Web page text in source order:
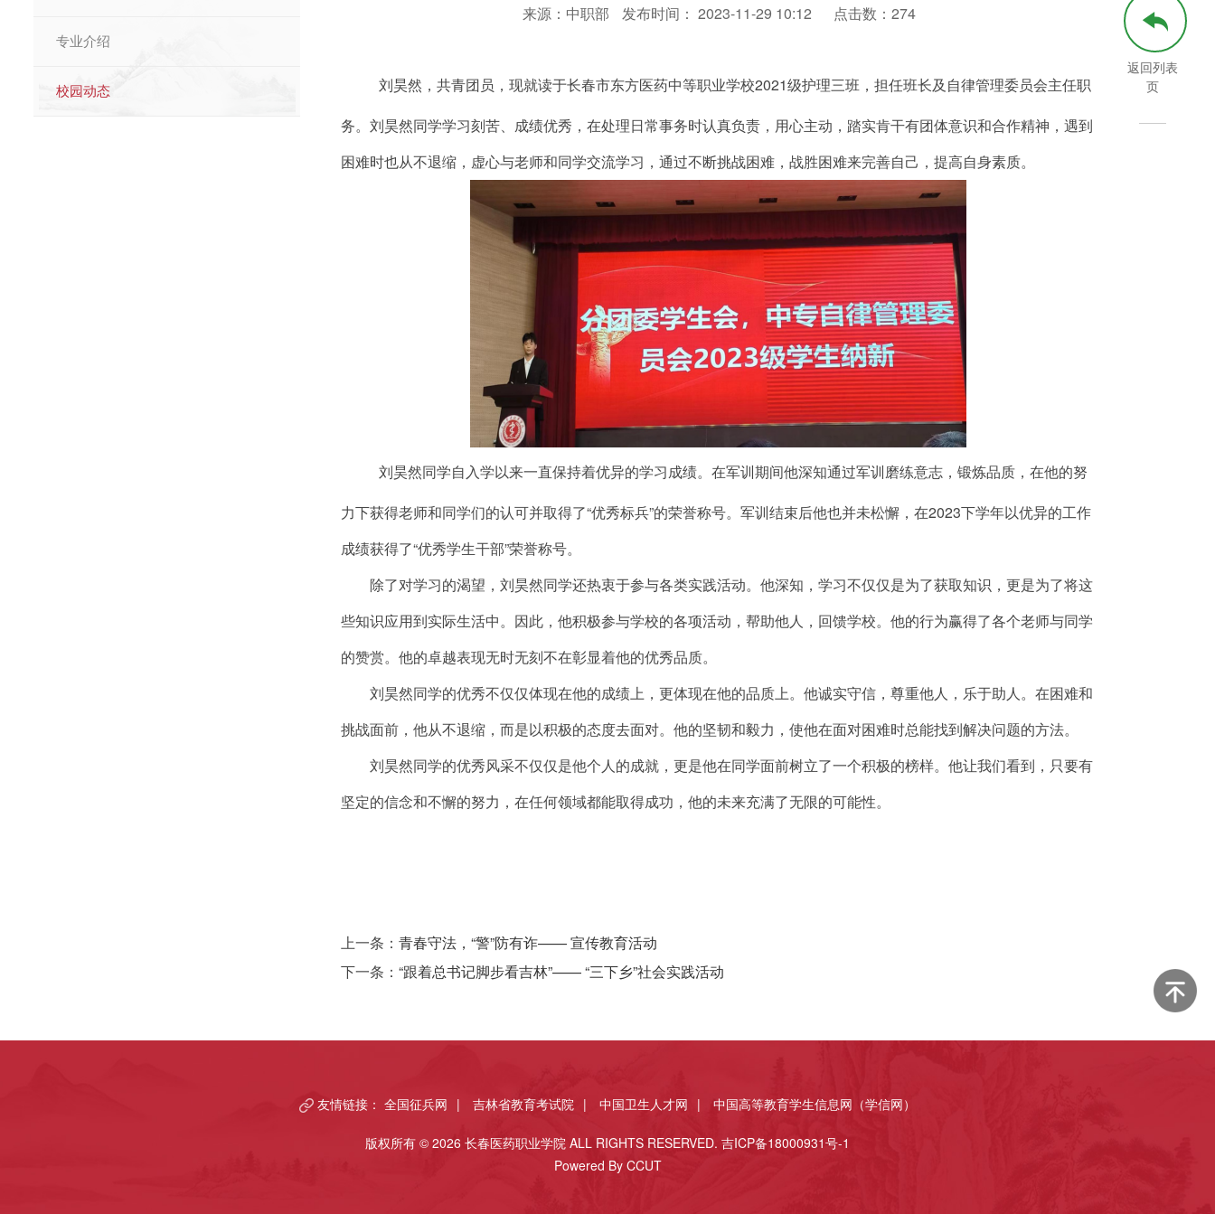
专业介绍
校园动态
来源：中职部 发布时间： 2023-11-29 10:12 点击数： 274
刘昊然，共青团员，现就读于长春市东方医药中等职业学校2021级护理三班，担任班长及自律管理委员会主任职
务。刘昊然同学学习刻苦、成绩优秀，在处理日常事务时认真负责，用心主动，踏实肯干有团体意识和合作精神，遇到
困难时也从不退缩，虚心与老师和同学交流学习，通过不断挑战困难，战胜困难来完善自己，提高自身素质。
刘昊然同学自入学以来一直保持着优异的学习成绩。在军训期间他深知通过军训磨练意志，锻炼品质，在他的努
力下获得老师和同学们的认可并取得了“优秀标兵”的荣誉称号。军训结束后他也并未松懈，在2023下学年以优异的工作
成绩获得了“优秀学生干部”荣誉称号。
除了对学习的渴望，刘昊然同学还热衷于参与各类实践活动。他深知，学习不仅仅是为了获取知识，更是为了将这
些知识应用到实际生活中。因此，他积极参与学校的各项活动，帮助他人，回馈学校。他的行为赢得了各个老师与同学
的赞赏。他的卓越表现无时无刻不在彰显着他的优秀品质。
刘昊然同学的优秀不仅仅体现在他的成绩上，更体现在他的品质上。他诚实守信，尊重他人，乐于助人。在困难和
挑战面前，他从不退缩，而是以积极的态度去面对。他的坚韧和毅力，使他在面对困难时总能找到解决问题的方法。
刘昊然同学的优秀风采不仅仅是他个人的成就，更是他在同学面前树立了一个积极的榜样。他让我们看到，只要有
坚定的信念和不懈的努力，在任何领域都能取得成功，他的未来充满了无限的可能性。
上一条： 青春守法，“警”防有诈—— 宣传教育活动
下一条： “跟着总书记脚步看吉林”—— “三下乡”社会实践活动
返回列表
页
友情链接： 全国征兵网 | 吉林省教育考试院 | 中国卫生人才网 | 中国高等教育学生信息网（学信网）
版权所有 © 2026 长春医药职业学院 ALL RIGHTS RESERVED. 吉ICP备18000931号-1
Powered By CCUT